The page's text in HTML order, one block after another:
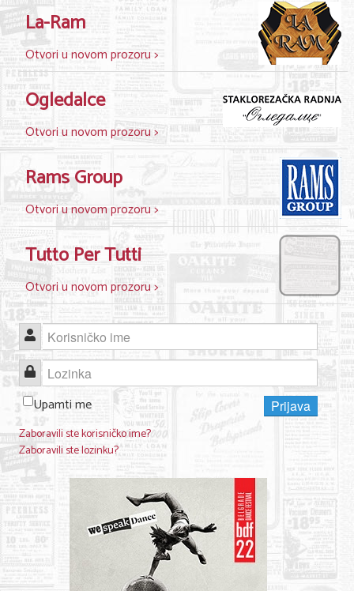
Usluge
Nega lica i tela
Shopping
Sve za venčanje
Sve za decu
Kuća i bašta
Gastronomija
Sport i rekreacija
Zdravlje i medicina
Hobi i razonoda
UPIS FIRMI
MARKETING
KONTAKT
O NAMA
La-Ram
Otvori u novom prozoru >
Ogledalce
Otvori u novom prozoru >
Rams Group
Otvori u novom prozoru >
Tutto Per Tutti
Otvori u novom prozoru >
Korisničko ime
Lozinka
Upamti me
Prijava
Zaboravili ste korisničko ime?
Zaboravili ste lozinku?